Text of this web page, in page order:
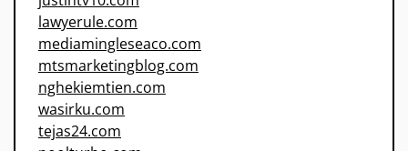
lawyerule.com
mediamingleseaco.com
mtsmarketingblog.com
nghekiemtien.com
wasirku.com
tejas24.com